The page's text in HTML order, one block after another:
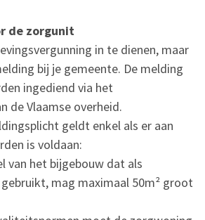
de zorgunit
in te dienen, maar
bij je gemeente. De melding
ingediend via het
de Vlaamse overheid.
geldt enkel als er aan
is voldaan:
van het bijgebouw dat als
mag maximaal 50m² groot